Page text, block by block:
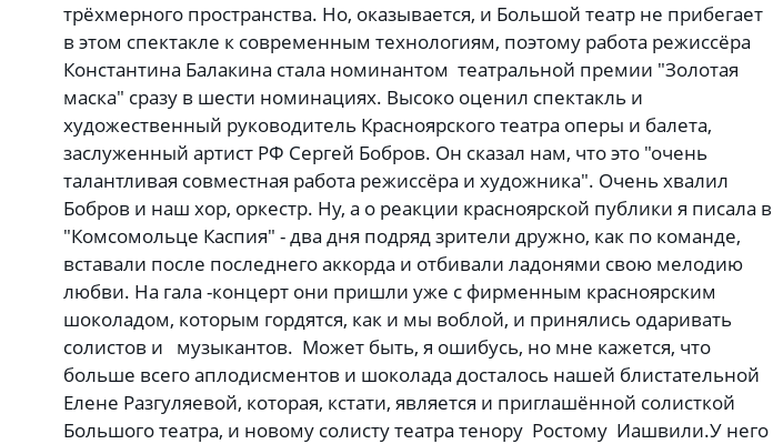
трёхмерного пространства. Но, оказывается, и Большой театр не прибегает
в этом спектакле к современным технологиям, поэтому работа режиссёра
Константина Балакина стала номинантом театральной премии "Золотая
маска" сразу в шести номинациях. Высоко оценил спектакль и
художественный руководитель Красноярского театра оперы и балета,
заслуженный артист РФ Сергей Бобров. Он сказал нам, что это "очень
талантливая совместная работа режиссёра и художника". Очень хвалил
Бобров и наш хор, оркестр. Ну, а о реакции красноярской публики я писала в
"Комсомольце Каспия" - два дня подряд зрители дружно, как по команде,
вставали после последнего аккорда и отбивали ладонями свою мелодию
любви. На гала -концерт они пришли уже с фирменным красноярским
шоколадом, которым гордятся, как и мы воблой, и принялись одаривать
солистов и музыкантов. Может быть, я ошибусь, но мне кажется, что
больше всего аплодисментов и шоколада досталось нашей блистательной
Елене Разгуляевой, которая, кстати, является и приглашённой солисткой
Большого театра, и новому солисту театра тенору Ростому Иашвили.У него